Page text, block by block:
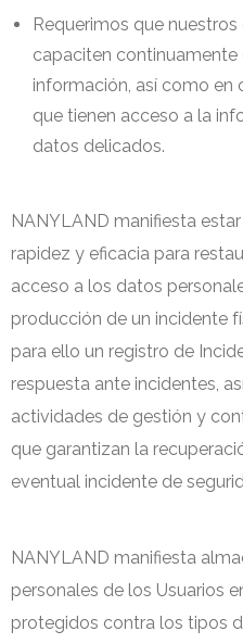
Requerimos que
capaciten continuamente
información, así como en
que tienen acceso a la
datos delicados.
NANYLAND manifiesta
rapidez y eficacia para
acceso a los datos
producción de un incidente
para ello un registro de
respuesta ante incidentes,
actividades de gestión y
que garantizan la
eventual incidente de
NANYLAND manifiesta
personales de los Usuarios
protegidos contra los tipos